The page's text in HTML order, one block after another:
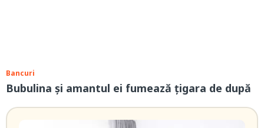
Bancuri
Bubulina și amantul ei fumează țigara de după